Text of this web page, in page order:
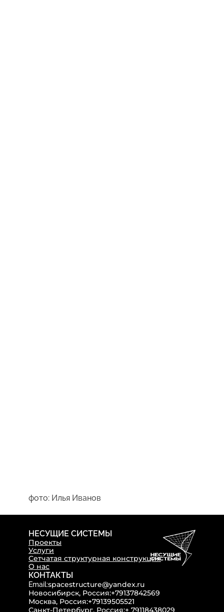
фото: Илья Иванов
НЕСУЩИЕ СИСТЕМЫ
Проекты
Услуги
Сетчатая структурная конструкция
О нас
КОНТАКТЫ
Email:spacestructure@yandex.ru
Новосибирск, Россия:+79137842569
Москва, Россия:+79139505521
Санкт-Петербург, Россия:+ 79118438029